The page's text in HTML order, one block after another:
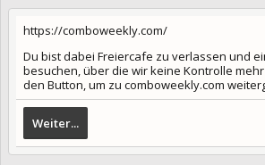
https://comboweekly.com/
Du bist dabei Freiercafe zu verlassen und
besuchen, über die wir keine Kontrolle
den Button, um zu comboweekly.com
Weiter...